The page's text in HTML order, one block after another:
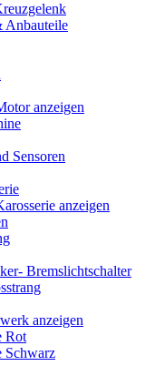
Anbauteile
anzeigen
Sensoren
anzeigen
Bremslichtschalter
anzeigen
Rot
Schwarz